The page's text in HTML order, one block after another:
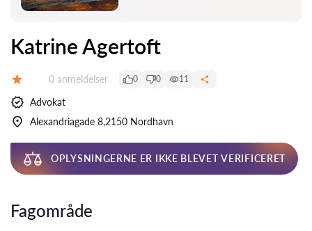
Katrine Agertoft
Anmeldelser:
0 anmeldelser 0 0 11
Advokat
Alexandriagade 8,2150 Nordhavn
OPLYSNINGERNE ER IKKE BLEVET VERIFICERET
Fagområde